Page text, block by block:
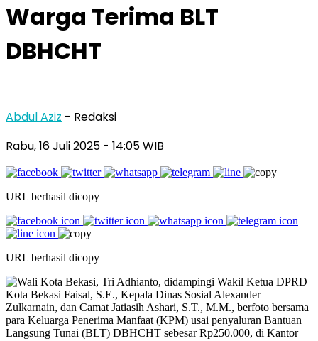
Warga Terima BLT
DBHCHT
Abdul Aziz - Redaksi
Rabu, 16 Juli 2025 - 14:05 WIB
URL berhasil dicopy
URL berhasil dicopy